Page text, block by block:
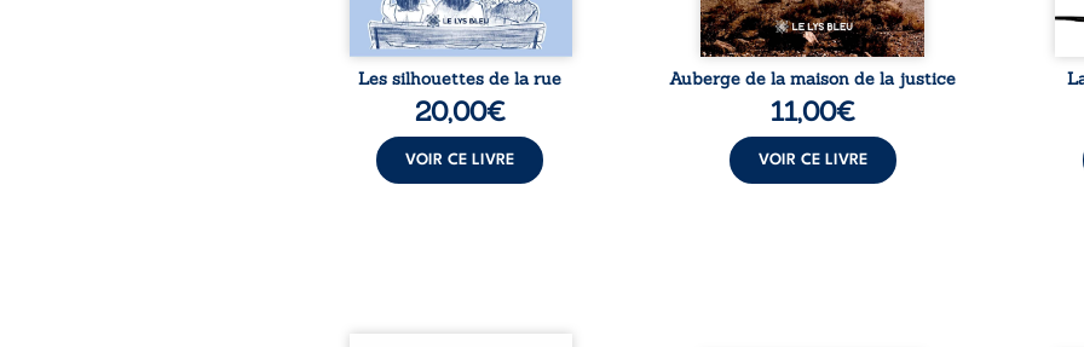
Les silhouettes de la rue
20,00€
VOIR CE LIVRE
Auberge de la maison de la justice
11,00€
VOIR CE LIVRE